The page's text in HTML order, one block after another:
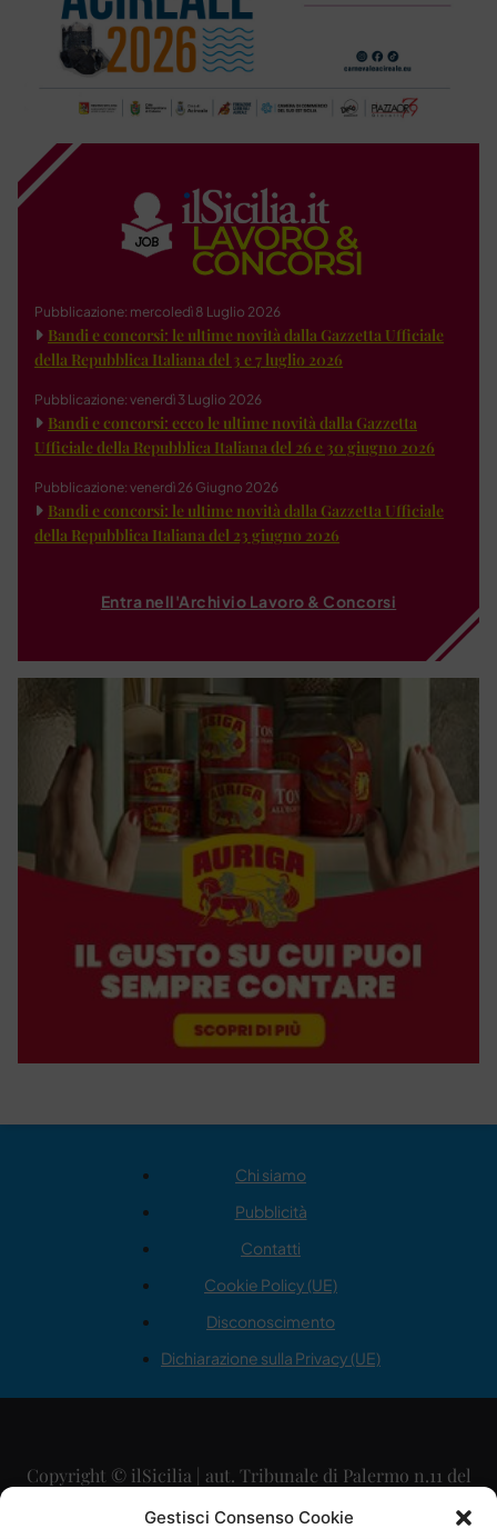
Gestisci Consenso Cookie
Pubblicazione: mercoledì 8 Luglio 2026
Bandi e concorsi: le ultime novità dalla Gazzetta Ufficiale
della Repubblica Italiana del 3 e 7 luglio 2026
Pubblicazione: venerdì 3 Luglio 2026
Bandi e concorsi: ecco le ultime novità dalla Gazzetta
Ufficiale della Repubblica Italiana del 26 e 30 giugno 2026
Pubblicazione: venerdì 26 Giugno 2026
Bandi e concorsi: le ultime novità dalla Gazzetta Ufficiale
della Repubblica Italiana del 23 giugno 2026
Entra nell'Archivio Lavoro & Concorsi
Chi siamo
Pubblicità
Contatti
Cookie Policy (UE)
Disconoscimento
Dichiarazione sulla Privacy (UE)
Copyright © ilSicilia | aut. Tribunale di Palermo n.11 del
29/09/2015